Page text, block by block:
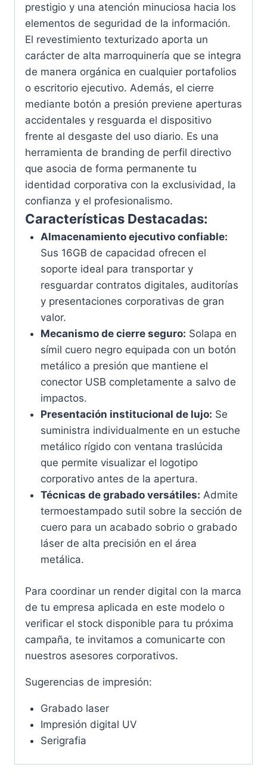
prestigio y una atención minuciosa hacia los
elementos de seguridad de la información.
El revestimiento texturizado aporta un
carácter de alta marroquinería que se integra
de manera orgánica en cualquier portafolios
o escritorio ejecutivo. Además, el cierre
mediante botón a presión previene aperturas
accidentales y resguarda el dispositivo
frente al desgaste del uso diario. Es una
herramienta de branding de perfil directivo
que asocia de forma permanente tu
identidad corporativa con la exclusividad, la
confianza y el profesionalismo.
Características Destacadas:
Almacenamiento ejecutivo confiable:
Sus 16GB de capacidad ofrecen el
soporte ideal para transportar y
resguardar contratos digitales, auditorías
y presentaciones corporativas de gran
valor.
Mecanismo de cierre seguro: Solapa en
símil cuero negro equipada con un botón
metálico a presión que mantiene el
conector USB completamente a salvo de
impactos.
Presentación institucional de lujo: Se
suministra individualmente en un estuche
metálico rígido con ventana traslúcida
que permite visualizar el logotipo
corporativo antes de la apertura.
Técnicas de grabado versátiles: Admite
termoestampado sutil sobre la sección de
cuero para un acabado sobrio o grabado
láser de alta precisión en el área
metálica.
Para coordinar un render digital con la marca
de tu empresa aplicada en este modelo o
verificar el stock disponible para tu próxima
campaña, te invitamos a comunicarte con
nuestros asesores corporativos.
Sugerencias de impresión:
Grabado laser
Impresión digital UV
Serigrafia